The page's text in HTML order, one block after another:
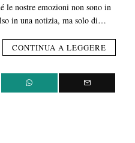
le nostre emozioni non sono in
in una notizia, ma solo di…
CONTINUA A LEGGERE